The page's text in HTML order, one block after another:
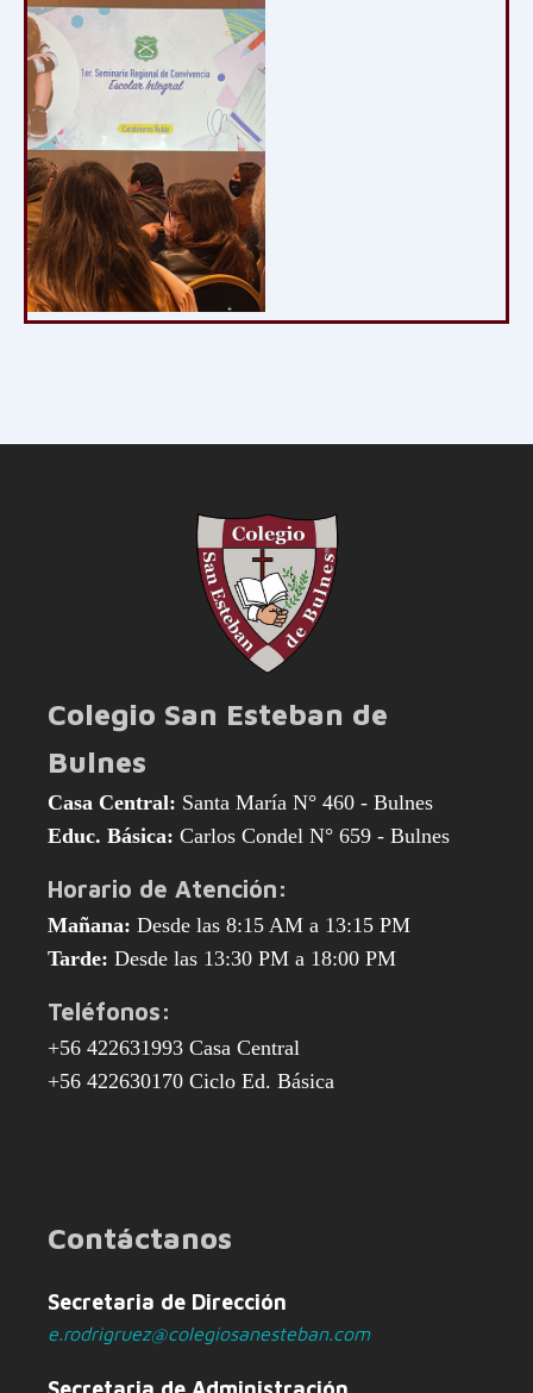
Colegio San Esteban de
Bulnes
Casa Central: Santa María N° 460 - Bulnes
Educ. Básica: Carlos Condel N° 659 - Bulnes
Horario de Atención:
Mañana: Desde las 8:15 AM a 13:15 PM
Tarde: Desde las 13:30 PM a 18:00 PM
Teléfonos:
+56 422631993 Casa Central
+56 422630170 Ciclo Ed. Básica
Contáctanos
Secretaria de Dirección
e.rodrigruez@colegiosanesteban.com